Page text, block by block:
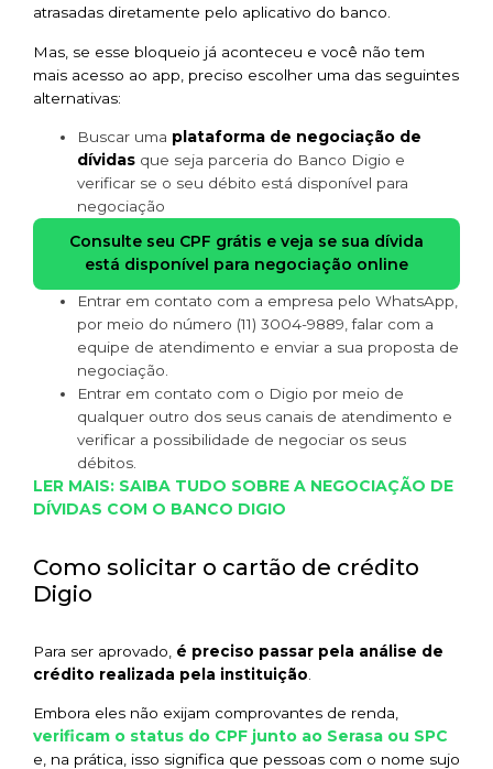
atrasadas diretamente pelo aplicativo do banco.
Mas, se esse bloqueio já aconteceu e você não tem
mais acesso ao app, preciso escolher uma das seguintes
alternativas:
Buscar uma plataforma de negociação de
dívidas que seja parceria do Banco Digio e
verificar se o seu débito está disponível para
negociação
Consulte seu CPF grátis e veja se sua dívida
está disponível para negociação online
Entrar em contato com a empresa pelo WhatsApp,
por meio do número (11) 3004-9889, falar com a
equipe de atendimento e enviar a sua proposta de
negociação.
Entrar em contato com o Digio por meio de
qualquer outro dos seus canais de atendimento e
verificar a possibilidade de negociar os seus
débitos.
LER MAIS: SAIBA TUDO SOBRE A NEGOCIAÇÃO DE
DÍVIDAS COM O BANCO DIGIO
Como solicitar o cartão de crédito
Digio
Para ser aprovado, é preciso passar pela análise de
crédito realizada pela instituição
Embora eles não exijam comprovantes de renda,
verificam o status do CPF junto ao Serasa ou SPC
e, na prática, isso significa que pessoas com o nome sujo